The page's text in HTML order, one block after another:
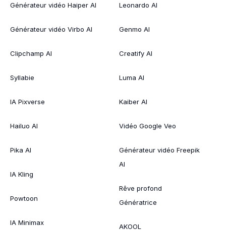
Générateur vidéo Haiper AI
Générateur vidéo Virbo AI
Clipchamp AI
Syllabie
IA Pixverse
Hailuo AI
Pika AI
IA Kling
Powtoon
IA Minimax
Leonardo AI
Genmo AI
Creatify AI
Luma AI
Kaiber AI
Vidéo Google Veo
Générateur vidéo Freepik
AI
Rêve profond
Génératrice
AKOOL